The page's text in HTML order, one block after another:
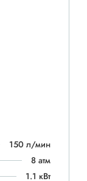
150 л/мин
8 атм
1.1 кВт